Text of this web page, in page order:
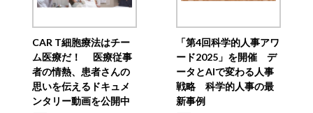
CAR T細胞療法はチー
ム医療だ！ 医療従事
者の情熱、患者さんの
思いを伝えるドキュメ
ンタリー動画を公開中
「第4回科学的人事アワ
ード2025」を開催 デ
ータとAIで変わる人事
戦略 科学的人事の最
新事例